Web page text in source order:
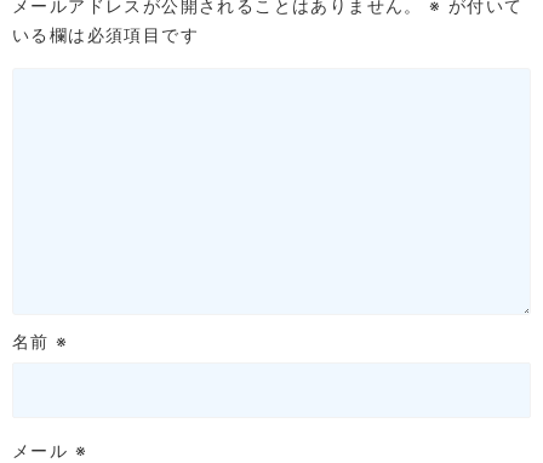
メールアドレスが公開されることはありません。 ※ が付いて
いる欄は必須項目です
名前※
メール ※